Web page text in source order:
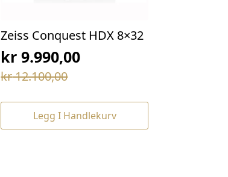
Zeiss Conquest HDX 8×32
kr12.100,00
Opprinnelig
var:
kr 12.100,00.
kr 9.990,00
Nåværende
er:
kr 9.990,00.
Legg I Handlekurv